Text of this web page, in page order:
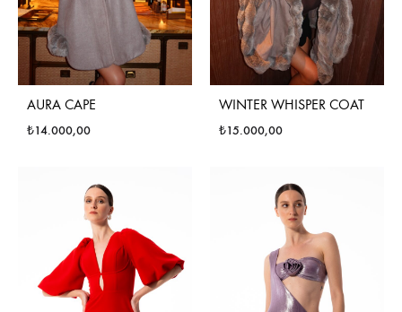
AURA CAPE
₺14.000,00
WINTER WHISPER COAT
₺15.000,00